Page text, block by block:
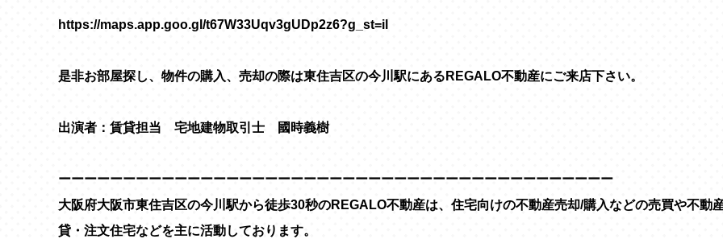
https://maps.app.goo.gl/t67W33Uqv3gUDp2z6?g_st=il
是非お部屋探し、物件の購入、売却の際は東住吉区の今川駅にあるREGALO不動産にご来店下さい。
出演者：賃貸担当 宅地建物取引士 國時義樹
ーーーーーーーーーーーーーーーーーーーーーーーーーーーーーーーーーーーーーーーーーーー
大阪府大阪市東住吉区の今川駅から徒歩30秒のREGALO不動産は、住宅向けの不動産売却/購入などの売買や不動
貸・注文住宅などを主に活動しております。